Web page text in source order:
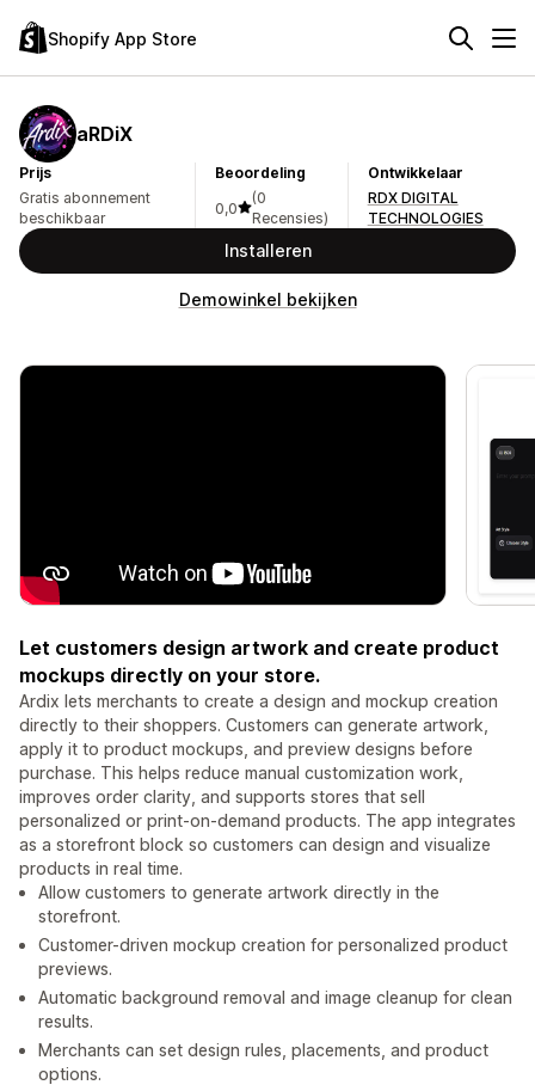
Shopify App Store
aRDiX
Prijs
Gratis abonnement
beschikbaar
Beoordeling
0,0
(0
Recensies)
Ontwikkelaar
RDX DIGITAL
TECHNOLOGIES
Installeren
Demowinkel bekijken
Let customers design artwork and create product
mockups directly on your store.
Ardix lets merchants to create a design and mockup creation
directly to their shoppers. Customers can generate artwork,
apply it to product mockups, and preview designs before
purchase. This helps reduce manual customization work,
improves order clarity, and supports stores that sell
personalized or print-on-demand products. The app integrates
as a storefront block so customers can design and visualize
products in real time.
Allow customers to generate artwork directly in the
storefront.
Customer-driven mockup creation for personalized product
previews.
Automatic background removal and image cleanup for clean
results.
Merchants can set design rules, placements, and product
options.